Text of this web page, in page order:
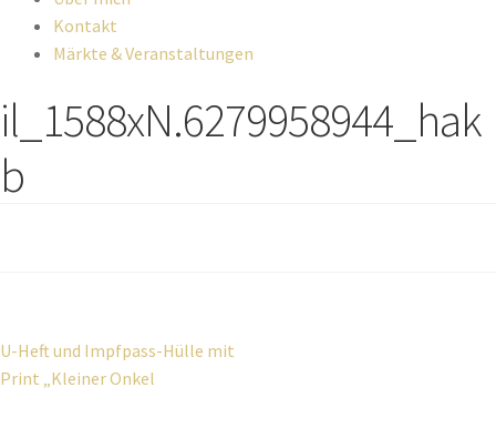
Kontakt
Märkte & Veranstaltungen
il_1588xN.6279958944_hak
b
Beitragsnavigation
Vorheriger
Beitrag:
U-Heft und Impfpass-Hülle mit
Print „Kleiner Onkel